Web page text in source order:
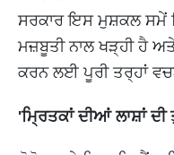
ਸਰਕਾਰ ਇਸ ਮੁਸ਼ਕਲ ਸਮੇਂ
ਮਜ਼ਬੂਤੀ ਨਾਲ ਖੜ੍ਹੀ ਹੈ
ਕਰਨ ਲਈ ਪੂਰੀ ਤਰ੍ਹਾਂ
'ਮ੍ਰਿਤਕਾਂ ਦੀਆਂ ਲਾਸ਼ਾਂ